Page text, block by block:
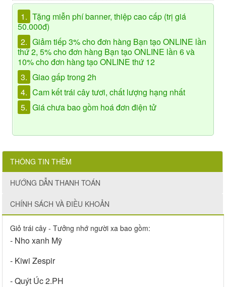
1. Tặng miễn phí banner, thiệp cao cấp (trị giá
50.000đ)
2. Giảm tiếp 3% cho đơn hàng Bạn tạo ONLINE lần
thứ 2, 5% cho đơn hàng Bạn tạo ONLINE lần 6 và
10% cho đơn hàng tạo ONLINE thứ 12
3. Giao gấp trong 2h
4. Cam kết trái cây tươi, chất lượng hạng nhất
5. Giá chưa bao gồm hoá đơn điện tử
THÔNG TIN THÊM
HƯỚNG DẪN THANH TOÁN
CHÍNH SÁCH VÀ ĐIỀU KHOẢN
Giỏ trái cây - Tưởng nhớ người xa bao gồm:
- Nho xanh Mỹ
- Kiwi Zespir
- Quýt Úc 2.PH